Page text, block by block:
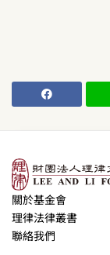
關於基金會
理律法律叢書
聯絡我們